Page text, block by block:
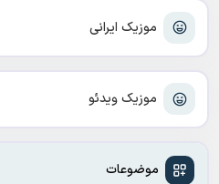
موزیک ایرانی
موزیک ویدئو
موضوعات